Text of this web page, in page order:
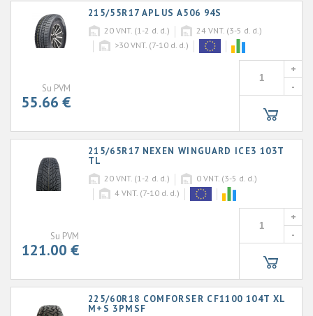
215/55R17 APLUS A506 94S
20 VNT. (1-2 d. d.) 24 VNT. (3-5 d. d.)
>30 VNT. (7-10 d. d.)
Su PVM
55.66 €
+
-
215/65R17 NEXEN WINGUARD ICE3 103T
TL
20 VNT. (1-2 d. d.) 0 VNT. (3-5 d. d.)
4 VNT. (7-10 d. d.)
Su PVM
121.00 €
+
-
225/60R18 COMFORSER CF1100 104T XL
M+S 3PMSF